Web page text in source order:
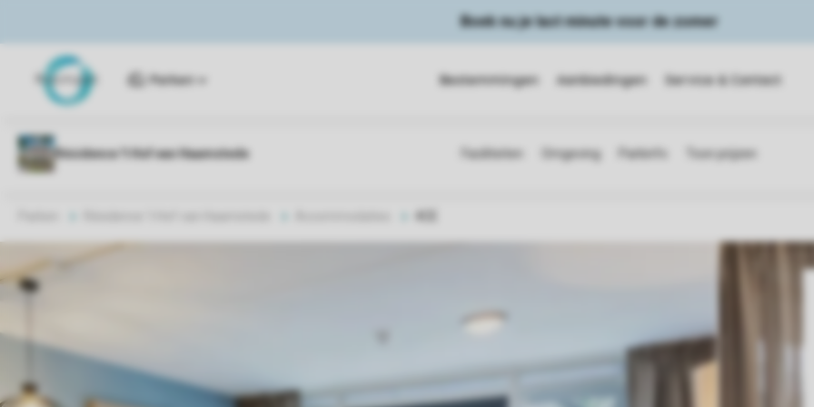
Boek nu je last minute voor de zomer
Parken Bestemmingen Aanbiedingen Service & Contact